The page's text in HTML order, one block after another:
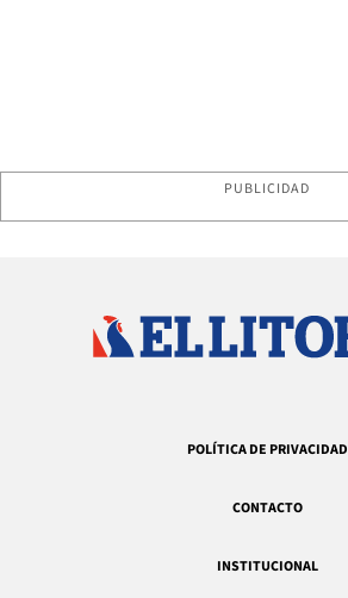
PUBLICIDAD
POLÍTICA DE PRIVACIDAD
CONTACTO
INSTITUCIONAL